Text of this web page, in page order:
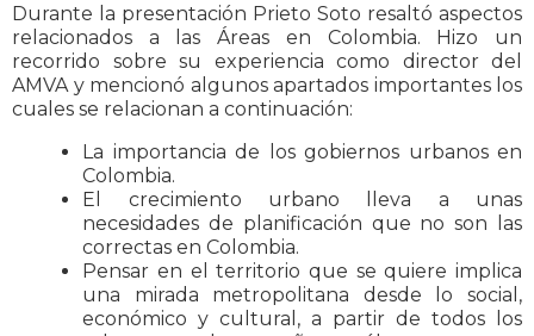
Durante la presentación Prieto Soto resaltó aspectos
relacionados a las Áreas en Colombia. Hizo un
recorrido sobre su experiencia como director del
AMVA y mencionó algunos apartados importantes los
cuales se relacionan a continuación:
La importancia de los gobiernos urbanos en
Colombia.
El crecimiento urbano lleva a unas
necesidades de planificación que no son las
correctas en Colombia.
Pensar en el territorio que se quiere implica
una mirada metropolitana desde lo social,
económico y cultural, a partir de todos los